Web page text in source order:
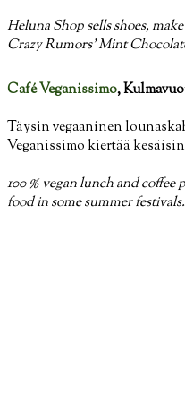
Heluna Shop sells shoes,
Crazy Rumors' Mint
Café Veganissimo,
Täysin vegaaninen
Veganissimo kiertää
100 % vegan lunch and coffee
food in some summer festivals.